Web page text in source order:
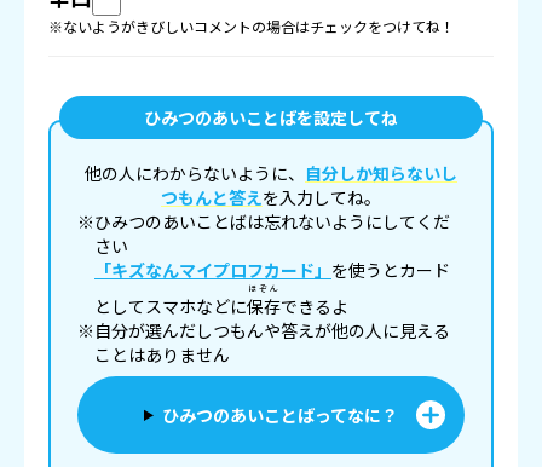
※ないようがきびしいコメントの場合はチェックをつけてね！
ひみつのあいことばを設定してね
他の人にわからないように、 自分しか知らないし
つもんと答えを入力してね。
※ひみつのあいことばは忘れないようにしてくだ
さい
「キズなんマイプロフカード」 を使うとカード
としてスマホなどに保存
ほぞん
できるよ
※自分が選んだしつもんや答えが他の人に見える
ことはありません
ひみつのあいことばってなに？